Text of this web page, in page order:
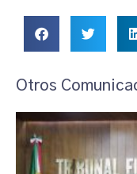
Otros